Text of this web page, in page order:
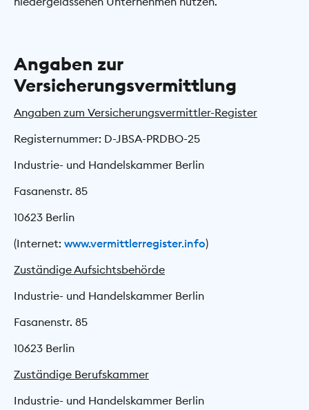
Angaben zur
Versicherungsvermittlung
Angaben zum Versicherungsvermittler-Register
Registernummer: D-JBSA-PRDBO-25
Industrie- und Handelskammer Berlin
Fasanenstr. 85
10623 Berlin
(Internet: www.vermittlerregister.info)
Zuständige Aufsichtsbehörde
Industrie- und Handelskammer Berlin
Fasanenstr. 85
10623 Berlin
Zuständige Berufskammer
Industrie- und Handelskammer Berlin